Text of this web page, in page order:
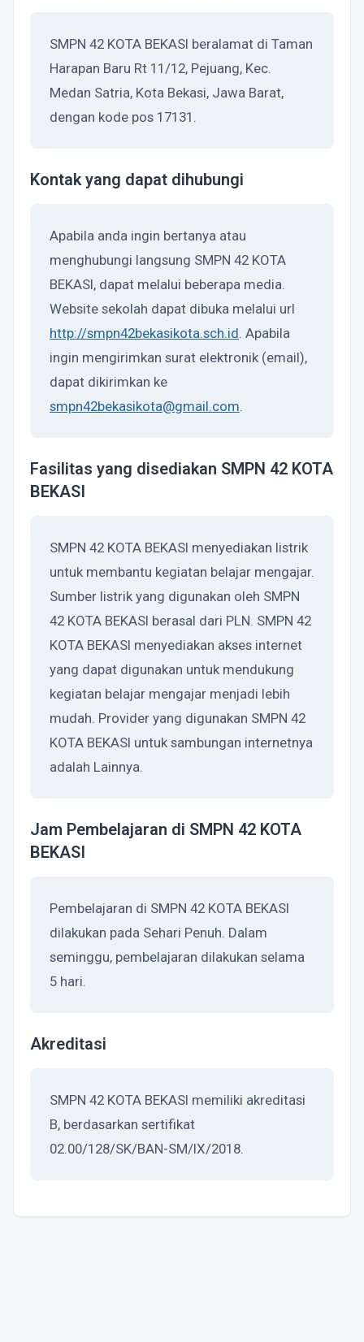
SMPN 42 KOTA BEKASI beralamat di Taman
Harapan Baru Rt 11/12, Pejuang, Kec.
Medan Satria, Kota Bekasi, Jawa Barat,
dengan kode pos 17131.
Kontak yang dapat dihubungi
Apabila anda ingin bertanya atau
menghubungi langsung SMPN 42 KOTA
BEKASI, dapat melalui beberapa media.
Website sekolah dapat dibuka melalui url
http://smpn42bekasikota.sch.id. Apabila
ingin mengirimkan surat elektronik (email),
dapat dikirimkan ke
smpn42bekasikota@gmail.com.
Fasilitas yang disediakan SMPN 42 KOTA
BEKASI
SMPN 42 KOTA BEKASI menyediakan listrik
untuk membantu kegiatan belajar mengajar.
Sumber listrik yang digunakan oleh SMPN
42 KOTA BEKASI berasal dari PLN. SMPN 42
KOTA BEKASI menyediakan akses internet
yang dapat digunakan untuk mendukung
kegiatan belajar mengajar menjadi lebih
mudah. Provider yang digunakan SMPN 42
KOTA BEKASI untuk sambungan internetnya
adalah Lainnya.
Jam Pembelajaran di SMPN 42 KOTA
BEKASI
Pembelajaran di SMPN 42 KOTA BEKASI
dilakukan pada Sehari Penuh. Dalam
seminggu, pembelajaran dilakukan selama
5 hari.
Akreditasi
SMPN 42 KOTA BEKASI memiliki akreditasi
B, berdasarkan sertifikat
02.00/128/SK/BAN-SM/IX/2018.